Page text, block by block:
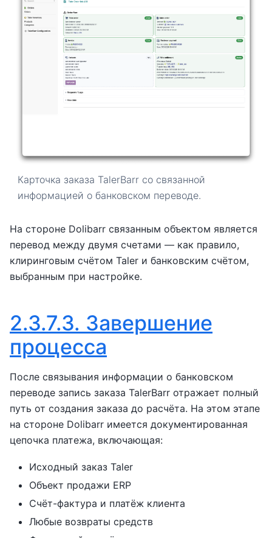
Карточка заказа TalerBarr со связанной
информацией о банковском переводе.
На стороне Dolibarr связанным объектом является
перевод между двумя счетами — как правило,
клиринговым счётом Taler и банковским счётом,
выбранным при настройке.
2.3.7.3. Завершение
процесса
После связывания информации о банковском
переводе запись заказа TalerBarr отражает полный
путь от создания заказа до расчёта. На этом этапе
на стороне Dolibarr имеется документированная
цепочка платежа, включающая:
Исходный заказ Taler
Объект продажи ERP
Счёт-фактура и платёж клиента
Любые возвраты средств